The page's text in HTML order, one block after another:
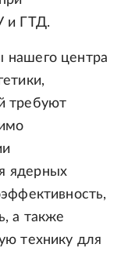
и ГТД.
нашего центра
требуют
ядерных
а также
технику для